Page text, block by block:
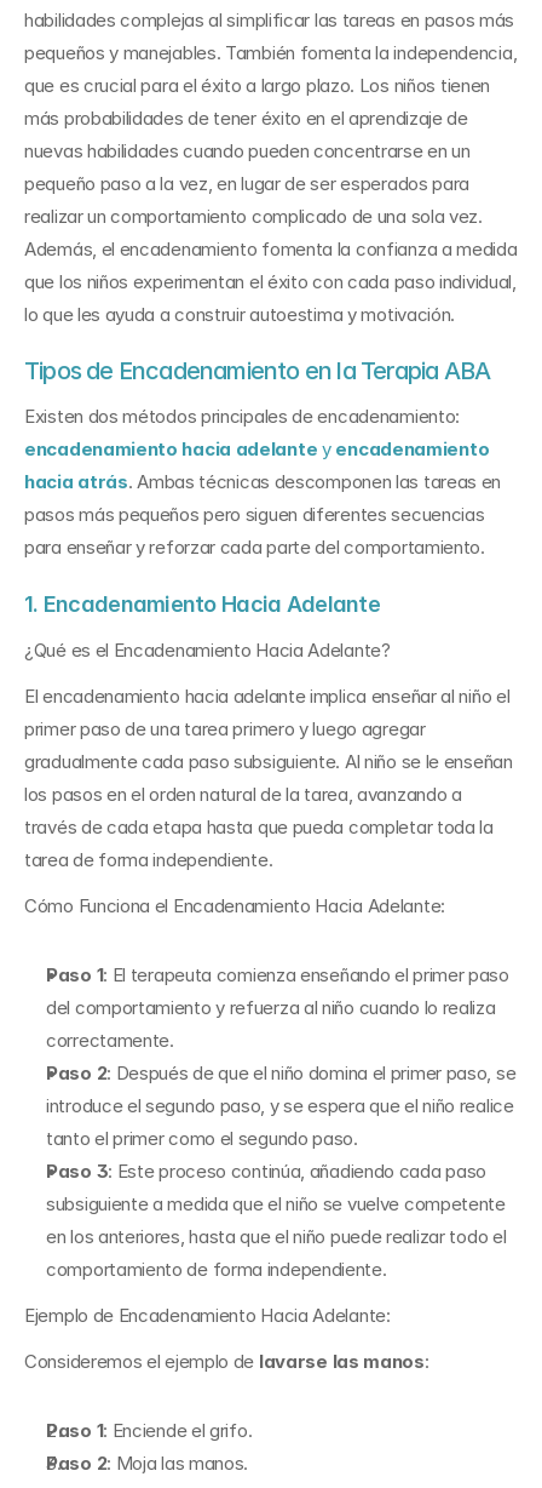
habilidades complejas al simplificar las tareas en pasos más
pequeños y manejables. También fomenta la independencia,
que es crucial para el éxito a largo plazo. Los niños tienen
más probabilidades de tener éxito en el aprendizaje de
nuevas habilidades cuando pueden concentrarse en un
pequeño paso a la vez, en lugar de ser esperados para
realizar un comportamiento complicado de una sola vez.
Además, el encadenamiento fomenta la confianza a medida
que los niños experimentan el éxito con cada paso individual,
lo que les ayuda a construir autoestima y motivación.
Tipos de Encadenamiento en la Terapia ABA
encadenamiento hacia adelante y encadenamiento
hacia atrás. Ambas técnicas descomponen las tareas en
pasos más pequeños pero siguen diferentes secuencias
para enseñar y reforzar cada parte del comportamiento.
1. Encadenamiento Hacia Adelante
¿Qué es el Encadenamiento Hacia Adelante?
El encadenamiento hacia adelante implica enseñar al niño el
primer paso de una tarea primero y luego agregar
gradualmente cada paso subsiguiente. Al niño se le enseñan
los pasos en el orden natural de la tarea, avanzando a
través de cada etapa hasta que pueda completar toda la
tarea de forma independiente.
Cómo Funciona el Encadenamiento Hacia Adelante:
Paso 1: El terapeuta comienza enseñando el primer paso
del comportamiento y refuerza al niño cuando lo realiza
correctamente.
Paso 2: Después de que el niño domina el primer paso, se
introduce el segundo paso, y se espera que el niño realice
tanto el primer como el segundo paso.
Paso 3: Este proceso continúa, añadiendo cada paso
subsiguiente a medida que el niño se vuelve competente
en los anteriores, hasta que el niño puede realizar todo el
comportamiento de forma independiente.
Ejemplo de Encadenamiento Hacia Adelante:
Consideremos el ejemplo de lavarse las manos:
Paso 1: Enciende el grifo.
Paso 2: Moja las manos.